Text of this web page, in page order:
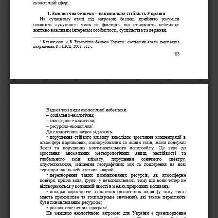
63
екологічній сфері.
1. Екологічна безпека – національна стійкість України
На  сучасному  етапі  під  загрозою  безпеці  прийнято  розуміти
наявність  сукупності  умов  та  факторів,  що  створюють  небезпеку
життєво важливим інтересам особистості, суспільства та держави.
1 Качинський А. Б. Екологічна безпека України: системний аналіз перспектив
покращення. К.: НІСД. 2001. 312 с.
Відомі такі види екологічної небезпеки:
– соціально-екологічна;
– біосферно-екологічна;
– ресурсно-екологічна2
До екологічних загроз відносять:
• порушення  стійкого  клімату  внаслідок  зростання  концентрації  в
атмосфері парникових, озоноруйнівних та інших газів, зміни поверхні
Землі  та  порушення  континентального  вологообігу.  Це  веде  до
зростання   аномальних   метеорологічних   явищ,   нестійкості   та
глобального   змін   клімату,   порушення   сонячного   спектру,
опустелювання,  зміщення  географічних  зон  та  поширення  на  нові
території носіїв небезпечних хвороб;
• перетворення  таких  поновлюваних  ресурсів,  як  атмосферне
повітря, прісна вода, ґрунт, у невідновлювані, тому що вони тепер не
відтворюються у колишній якості в межах природних коливань;
• швидко  наростаюче  зникнення  біологічних  видів  (у  тому  числі
мають  промислове  та  господарське  значення),  які  також  перестають
бути поновлюваним ресурсом;
• розпад генетичних програм3.
Не  меншою  екологічною  загрозою  для  України  є  транскордонне